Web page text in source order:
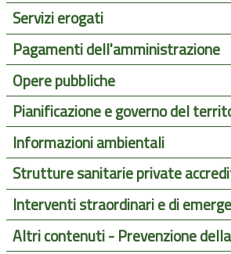
Servizi erogati
Pagamenti dell'amministrazione
Opere pubbliche
Pianificazione e governo del
Informazioni ambientali
Strutture sanitarie private
Interventi straordinari e di
Altri contenuti - Prevenzione